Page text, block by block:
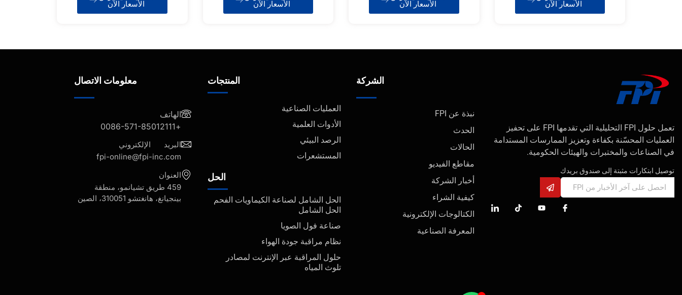
الأسعار الآن الأسعار الآن الأسعار الآن الأسعار الآن
تعمل حلول FPI التحليلية التي تقدمها FPI على تحفيز
العمليات المحسّنة بكفاءة وتعزيز الممارسات المستدامة
في الصناعات والمختبرات والهيئات الحكومية.
توصيل ابتكارات مثبتة إلى صندوق بريدك
الشركة
نبذة عن FPI
الحدث
الحالات
مقاطع الفيديو
أخبار الشركة
كيفية الشراء
الكتالوجات الإلكترونية
المعرفة الصناعية
المنتجات
العمليات الصناعية
الأدوات العلمية
الرصد البيئي
المستشعرات
الحل
الحل الشامل لصناعة الكيماويات الفحم
الحل الشامل
صناعة فول الصويا
نظام مراقبة جودة الهواء
حلول المراقبة عبر الإنترنت لمصادر
تلوث المياه
معلومات الاتصال
الهاتف
+0086-571-85012111
البريد الإلكتروني
fpi-online@fpi-inc.com
العنوان
459 طريق تشيانمو، منطقة
بينجيانغ، هانغتشو 310051، الصين